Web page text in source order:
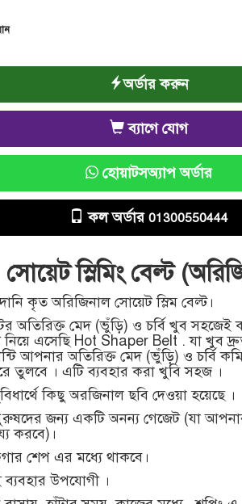
অর্ডার করুন
ব্যাগে যোগ
হোয়াটসঅ্যাপ অর্ডার
কল অর্ডার 01300550444
সোয়েট স্লিমিং বেল্ট
কৃত অরিজিনাল সোয়েট স্লিম বেল্ট।
অতিরিক্ত মেদ (ভুঁড়ি) ও চর্বি খুব
এসেছি Hot Shaper Belt . যা খুব
আপনার অতিরিক্ত মেদ (ভুঁড়ি) ও চর্বি
তুলবে । এটি ব্যবহার করা খুবি সহজ ।
কিছু অরজিনাল ছবি দেওয়া হয়েছে ।
জন্য একটি অনন্য গেজেট (যা
করবে)।
শেপ এর মধ্যে থাকবে।
উপযোগী ।